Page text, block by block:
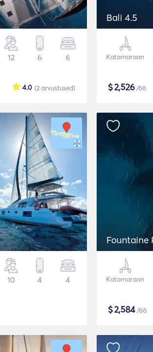
12 6 6
(2 arvustused)
4.0
Bali 4.5
Katamaraan
$2,526/öö
10 4 4
Fountaine
Katamaraan
$2,584/öö